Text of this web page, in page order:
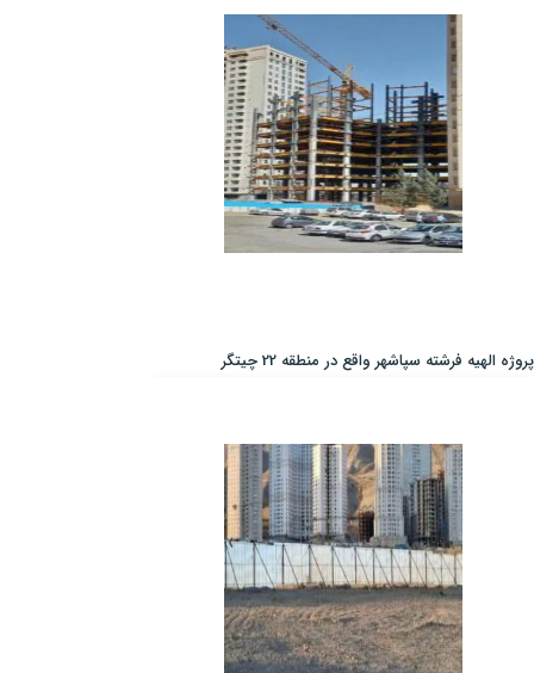
پروژه الهیه فرشته سپاشهر واقع در منطقه 22 چیتگر